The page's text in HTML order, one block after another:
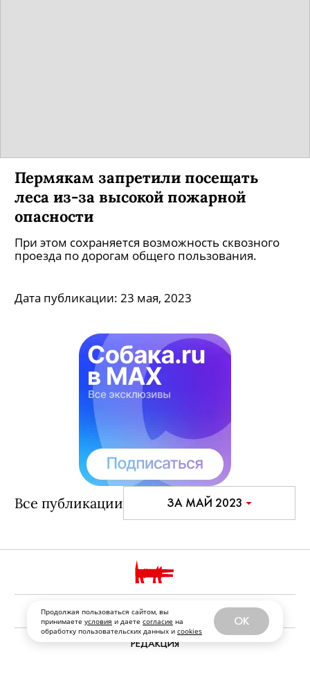
Продолжая пользоваться сайтом, вы
принимаете условия и даете согласие на
обработку пользовательских данных и cookies
OK
Пермякам запретили посещать
леса из-за высокой пожарной
опасности
При этом сохраняется возможность сквозного
проезда по дорогам общего пользования.
Дата публикации: 23 мая, 2023
Все публикации ЗА МАЙ 2023
РЕКЛАМОДАТЕЛЯМ И ПАРТНЕРАМ
РЕДАКЦИЯ